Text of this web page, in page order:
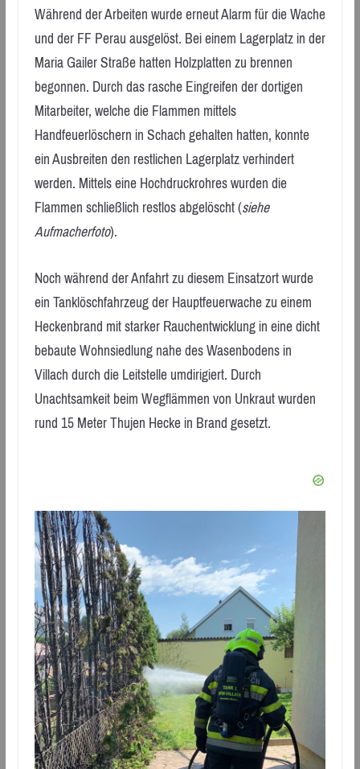
Während der Arbeiten wurde erneut Alarm für die Wache
und der FF Perau ausgelöst. Bei einem Lagerplatz in der
Maria Gailer Straße hatten Holzplatten zu brennen
begonnen. Durch das rasche Eingreifen der dortigen
Mitarbeiter, welche die Flammen mittels
Handfeuerlöschern in Schach gehalten hatten, konnte
ein Ausbreiten den restlichen Lagerplatz verhindert
werden. Mittels eine Hochdruckrohres wurden die
Flammen schließlich restlos abgelöscht (siehe
Aufmacherfoto).
Noch während der Anfahrt zu diesem Einsatzort wurde
ein Tanklöschfahrzeug der Hauptfeuerwache zu einem
Heckenbrand mit starker Rauchentwicklung in eine dicht
bebaute Wohnsiedlung nahe des Wasenbodens in
Villach durch die Leitstelle umdirigiert. Durch
Unachtsamkeit beim Wegflämmen von Unkraut wurden
rund 15 Meter Thujen Hecke in Brand gesetzt.